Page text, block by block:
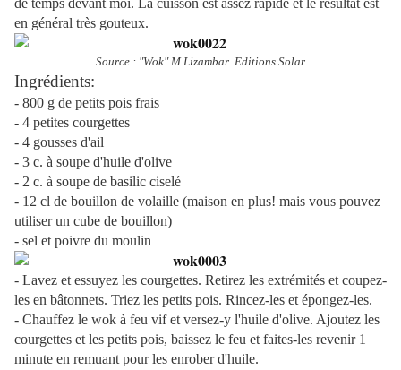
de temps devant moi. La cuisson est assez rapide et le résultat est
en général très gouteux.
Source : "Wok" M.Lizambar Editions Solar
Ingrédients:
- 800 g de petits pois frais
- 4 petites courgettes
- 4 gousses d'ail
- 3 c. à soupe d'huile d'olive
- 2 c. à soupe de basilic ciselé
- 12 cl de bouillon de volaille (maison en plus! mais vous pouvez
utiliser un cube de bouillon)
- sel et poivre du moulin
- Lavez et essuyez les courgettes. Retirez les extrémités et coupez-
les en bâtonnets. Triez les petits pois. Rincez-les et épongez-les.
- Chauffez le wok à feu vif et versez-y l'huile d'olive. Ajoutez les
courgettes et les petits pois, baissez le feu et faites-les revenir 1
minute en remuant pour les enrober d'huile.